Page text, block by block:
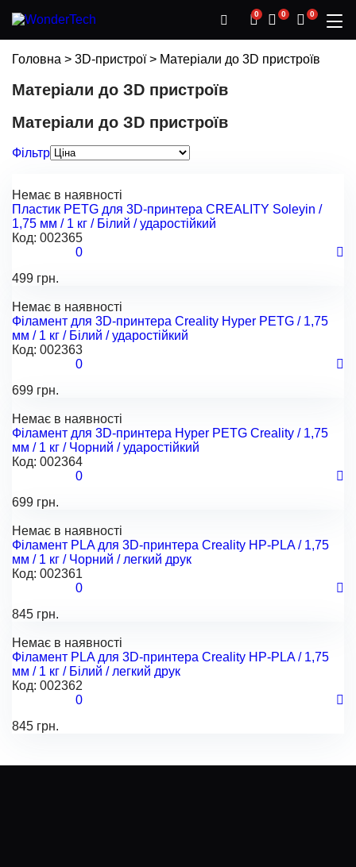
0 0 0
Головна > 3D-пристрої > Матеріали до 3D пристроїв
Матеріали до ЗD пристроїв
Матеріали до ЗD пристроїв
Фільтр
Немає в наявності
Пластик PETG для 3D-принтера CREALITY Soleyin /
1,75 мм / 1 кг / Білий / ударостійкий
Код: 002365
0
499 грн.
Немає в наявності
Філамент для 3D-принтера Creality Hyper PETG / 1,75
мм / 1 кг / Білий / ударостійкий
Код: 002363
0
699 грн.
Немає в наявності
Філамент для 3D-принтера Hyper PETG Creality / 1,75
мм / 1 кг / Чорний / ударостійкий
Код: 002364
0
699 грн.
Немає в наявності
Філамент PLA для 3D-принтера Creality HP-PLA / 1,75
мм / 1 кг / Чорний / легкий друк
Код: 002361
0
845 грн.
Немає в наявності
Філамент PLA для 3D-принтера Creality HP-PLA / 1,75
мм / 1 кг / Білий / легкий друк
Код: 002362
0
845 грн.